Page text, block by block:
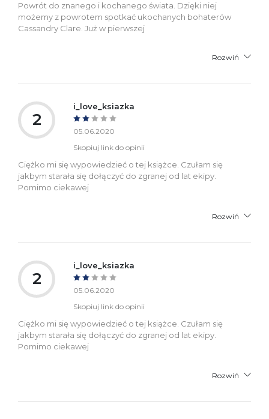
Powrót do znanego i kochanego świata. Dzięki niej
możemy z powrotem spotkać ukochanych bohaterów
Cassandry Clare. Już w pierwszej
Rozwiń
2
i_love_ksiazka
05.06.2020
Skopiuj link do opinii
Ciężko mi się wypowiedzieć o tej książce. Czułam się
jakbym starała się dołączyć do zgranej od lat ekipy.
Pomimo ciekawej
Rozwiń
2
i_love_ksiazka
05.06.2020
Skopiuj link do opinii
Ciężko mi się wypowiedzieć o tej książce. Czułam się
jakbym starała się dołączyć do zgranej od lat ekipy.
Pomimo ciekawej
Rozwiń